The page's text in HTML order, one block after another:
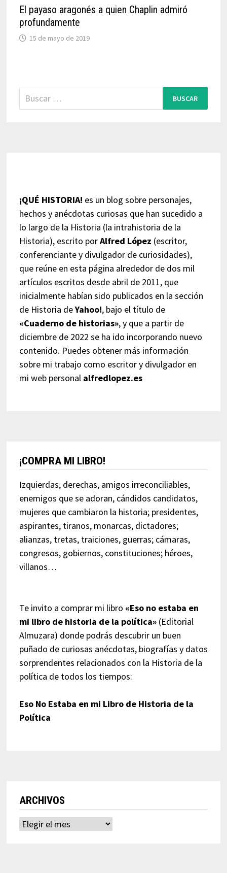
El payaso aragonés a quien Chaplin admiró
profundamente
15 de mayo de 2019
Buscar:
¡QUÉ HISTORIA! es un blog sobre personajes,
hechos y anécdotas curiosas que han sucedido a
lo largo de la Historia (la intrahistoria de la
Historia), escrito porAlfred López (escritor,
conferenciante y divulgador de curiosidades),
que reúne en esta página alrededor de dos mil
artículos escritos desde abril de 2011, que
inicialmente habían sido publicados en la sección
de Historia deYahoo!, bajo el título de
«Cuaderno de historias», y que a partir de
diciembre de 2022 se ha ido incorporando nuevo
contenido. Puedes obtener más información
sobre mi trabajo como escritor y divulgador en
mi web personal alfredlopez.es
¡COMPRA MI LIBRO!
Izquierdas, derechas, amigos irreconciliables,
enemigos que se adoran, cándidos candidatos,
mujeres que cambiaron la historia; presidentes,
aspirantes, tiranos, monarcas, dictadores;
alianzas, tretas, traiciones, guerras; cámaras,
congresos, gobiernos, constituciones; héroes,
villanos…
Te invito a comprar mi libro «Eso no estaba en
mi libro de historia de la política»(Editorial
Almuzara) donde podrás descubrir un buen
puñado de curiosas anécdotas, biografías y datos
sorprendentes relacionados con la Historia de la
política de todos los tiempos:
Eso No Estaba en mi Libro de Historia de la
Política
ARCHIVOS
Archivos